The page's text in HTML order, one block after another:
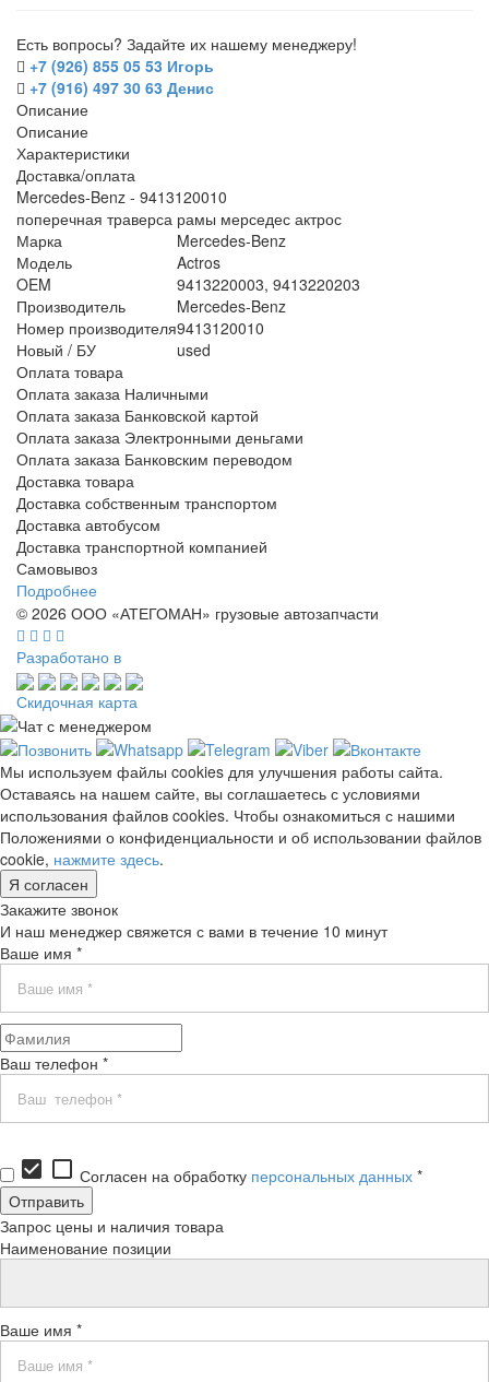
Есть вопросы? Задайте их нашему менеджеру!
+7 (926) 855 05 53 Игорь
+7 (916) 497 30 63 Денис
Описание
Описание
Характеристики
Доставка/оплата
Mercedes-Benz - 9413120010
поперечная траверса рамы мерседес актрос
Марка
Mercedes-Benz
Модель
Actros
OEM
9413220003, 9413220203
Производитель
Mercedes-Benz
Номер производителя9413120010
Новый / БУ
used
Оплата товара
Оплата заказа Наличными
Оплата заказа Банковской картой
Оплата заказа Электронными деньгами
Оплата заказа Банковским переводом
Доставка товара
Доставка собственным транспортом
Доставка автобусом
Доставка транспортной компанией
Самовывоз
Подробнее
© 2026 ООО «АТЕГОМАН» грузовые автозапчасти
Разработано в
Скидочная карта
Мы используем файлы cookies для улучшения работы сайта.
Оставаясь на нашем сайте, вы соглашаетесь с условиями
использования файлов cookies. Чтобы ознакомиться с нашими
Положениями о конфиденциальности и об использовании файлов
cookie, нажмите здесь.
Я согласен
Закажите звонок
И наш менеджер свяжется с вами в течение 10 минут
Ваше имя *
Ваш телефон *
check_box check_box_outline_blank Согласен на обработку персональных данных *
Запрос цены и наличия товара
Наименование позиции
Ваше имя *